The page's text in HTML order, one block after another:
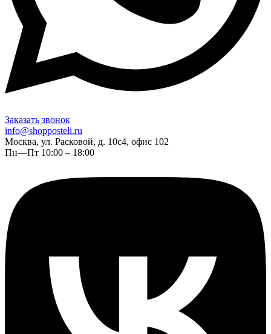
Заказать звонок
info@shopposteli.ru
Москва, ул. Расковой, д. 10с4, офис 102
Пн—Пт 10:00 – 18:00